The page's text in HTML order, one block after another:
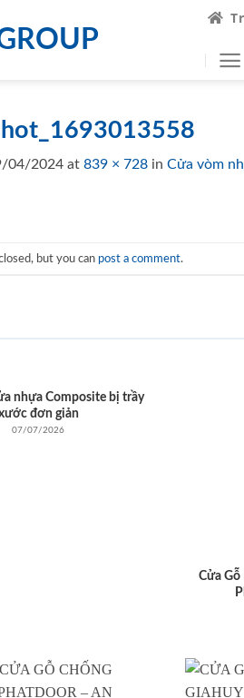
04/2024 at 839 × 728 in Cửa vòm
but you can post a comment.
nhựa Composite bị trầy
đơn giản
07/07/2026
Cửa